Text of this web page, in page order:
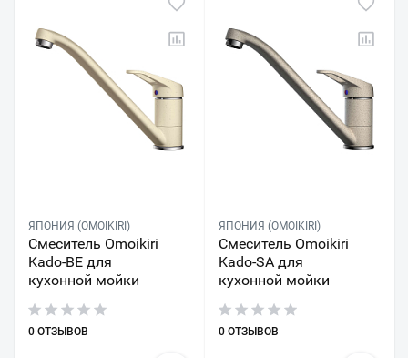
ЯПОНИЯ (OMOIKIRI)
Смеситель Omoikiri
Kado-BE для
кухонной мойки
0 ОТЗЫВОВ
ЯПОНИЯ (OMOIKIRI)
Смеситель Omoikiri
Kado-SA для
кухонной мойки
0 ОТЗЫВОВ